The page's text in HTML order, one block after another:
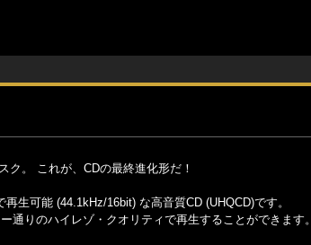
。 これが、CDの最終進化形だ！
生可能 (44.1kHz/16bit) な高音質CD (UHQCD)です。
りのハイレゾ・クオリティで再生することができます。